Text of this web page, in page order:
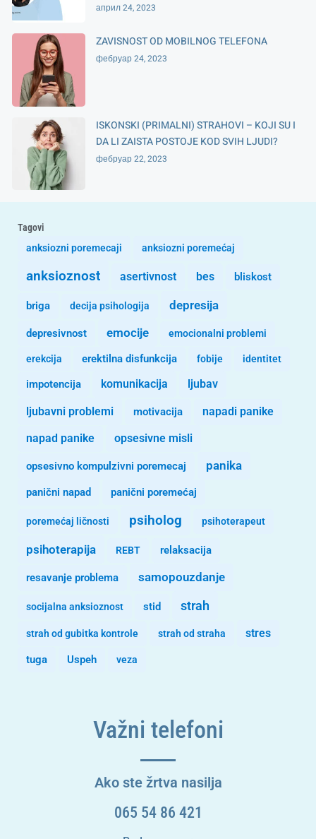
април 24, 2023
ZAVISNOST OD MOBILNOG TELEFONA
фебруар 24, 2023
ISKONSKI (PRIMALNI) STRAHOVI – KOJI SU I
DA LI ZAISTA POSTOJE KOD SVIH LJUDI?
фебруар 22, 2023
Tagovi
anksiozni poremecaji
anksiozni poremećaj
anksioznost asertivnost bes bliskost
briga decija psihologija depresija
depresivnost emocije emocionalni problemi
erekcija erektilna disfunkcija fobije identitet
impotencija komunikacija ljubav
ljubavni problemi motivacija napadi panike
napad panike opsesivne misli
opsesivno kompulzivni poremecaj panika
panični napad panični poremećaj
poremećaj ličnosti psiholog psihoterapeut
psihoterapija REBT relaksacija
resavanje problema samopouzdanje
socijalna anksioznost stid strah
strah od gubitka kontrole strah od straha stres
tuga Uspeh veza
Važni telefoni
Ako ste žrtva nasilja
065 54 86 421